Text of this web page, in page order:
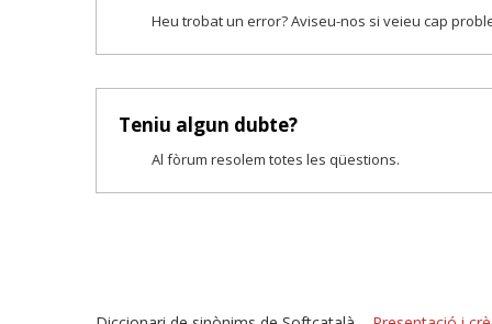
Heu trobat un error? Aviseu-nos si veieu cap
Teniu algun dubte?
Al fòrum resolem totes les qüestions.